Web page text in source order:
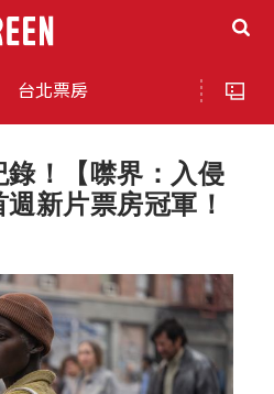
台北票房
錄！【噤界：入侵
新片票房冠軍！